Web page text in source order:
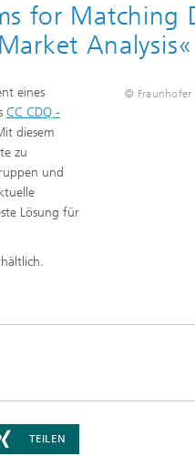
for Matching
eines
CC CDQ -
diesem
zu
und
Lösung für
© Fraunhofer
TEILEN